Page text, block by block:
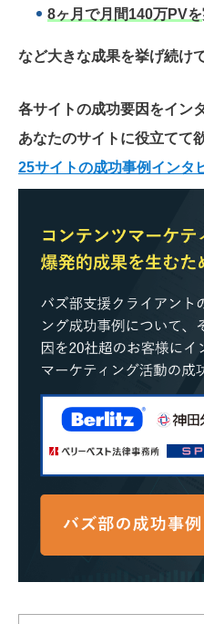
8ヶ月で月間140万PVを
など大きな成果を挙げ続け
各サイトの成功要因をイン
あなたのサイトに役立てて
25サイトの成功事例インタ